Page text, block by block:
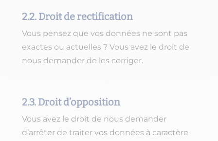
2.2. Droit de rectification
Vous pensez que vos données ne sont pas
exactes ou actuelles ? Vous avez le droit de
nous demander de les corriger.
2.3. Droit d’opposition
Vous avez le droit de nous demander
d’arrêter de traiter vos données à caractère